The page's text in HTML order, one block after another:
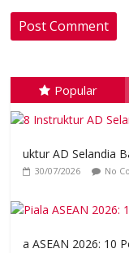
Popular
uktur AD Selandia
30/07/2026 No
a ASEAN 2026: 10